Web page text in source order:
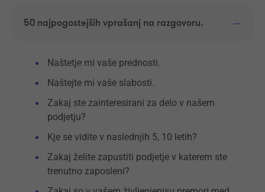
50 najpogostejših vprašanj na razgovoru.
Naštetje mi vaše prednosti.
Naštejte mi vaše slabosti.
Zakaj ste zainteresirani za delo v našem
podjetju?
Kje se vidite v naslednjih 5, 10 letih?
Zakaj želite zapustiti podjetje v katerem ste
trenutno zaposleni?